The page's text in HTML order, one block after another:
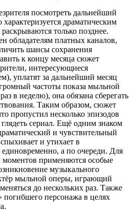
посмотреть дальнейший
драматическим
только позднее.
обладателям платных каналов,
шансы сохранения
к концу месяца сюжет
интересующиеся
уплатят за дальнейший месяц
частоты показа мыльной
в неделю), она обязана сберегать
Таким образом, сюжет
пропустил несколько эпизодов
сериал. Ещё одним знаком
и чувствительный
и утихает в
а по очереди. Для
моментов применяются особые
музыкального
мыльной оперы, играющий
до нескольких раз. Также
погибшего персонажа в целях